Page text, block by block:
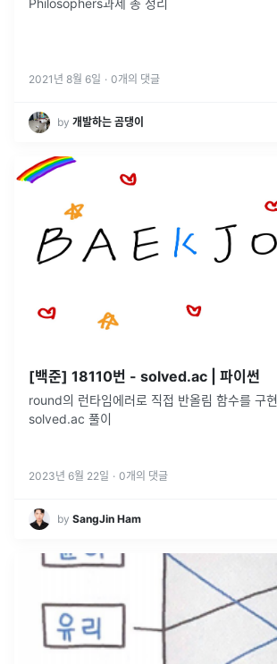
Philosophers과제 총 정리
2021년 8월 6일 · 0개의 댓글
by 개발하는 곰댕이
[백준] 18110번 - solved.ac | 파이썬
round의 런타임에러로 직접 반올림 함수를 구
solved.ac 풀이
2023년 6월 22일 · 0개의 댓글
by SangJin Ham